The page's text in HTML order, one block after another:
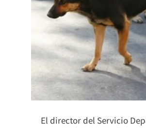
El director del Servicio